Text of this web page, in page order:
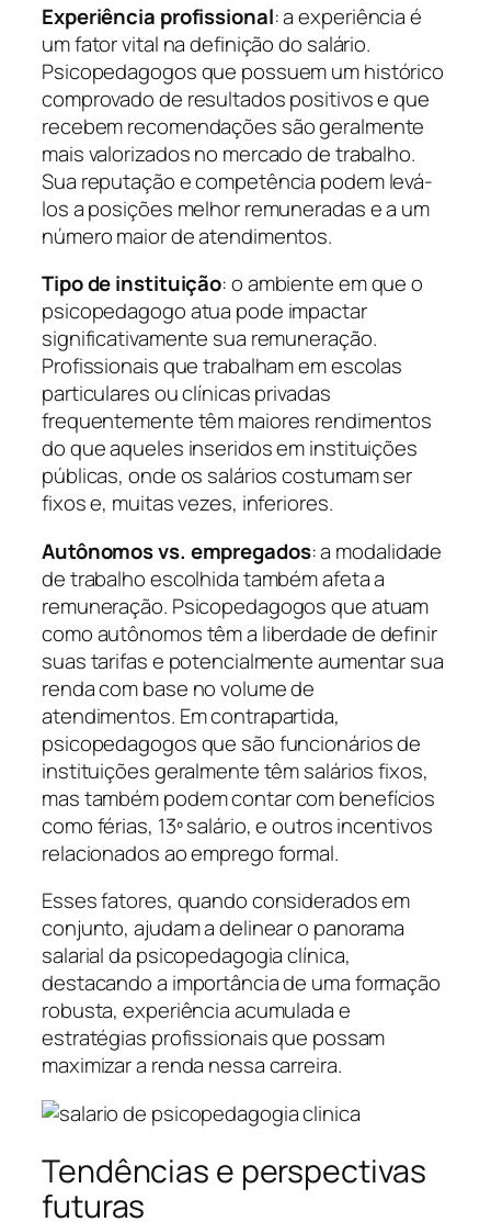
Experiência profissional: a experiência é
um fator vital na definição do salário.
Psicopedagogos que possuem um histórico
comprovado de resultados positivos e que
recebem recomendações são geralmente
mais valorizados no mercado de trabalho.
Sua reputação e competência podem levá-
los a posições melhor remuneradas e a um
número maior de atendimentos.
Tipo de instituição: o ambiente em que o
psicopedagogo atua pode impactar
significativamente sua remuneração.
Profissionais que trabalham em escolas
particulares ou clínicas privadas
frequentemente têm maiores rendimentos
do que aqueles inseridos em instituições
públicas, onde os salários costumam ser
fixos e, muitas vezes, inferiores.
Autônomos vs. empregados: a modalidade
de trabalho escolhida também afeta a
remuneração. Psicopedagogos que atuam
como autônomos têm a liberdade de definir
suas tarifas e potencialmente aumentar sua
renda com base no volume de
atendimentos. Em contrapartida,
psicopedagogos que são funcionários de
instituições geralmente têm salários fixos,
mas também podem contar com benefícios
como férias, 13º salário, e outros incentivos
relacionados ao emprego formal.
Esses fatores, quando considerados em
conjunto, ajudam a delinear o panorama
salarial da psicopedagogia clínica,
destacando a importância de uma formação
robusta, experiência acumulada e
estratégias profissionais que possam
maximizar a renda nessa carreira.
Tendências e perspectivas
futuras